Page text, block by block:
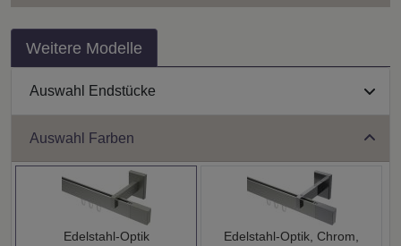
Weitere Modelle
Auswahl Endstücke
Auswahl Farben
Edelstahl-Optik
Edelstahl-Optik, Chrom,